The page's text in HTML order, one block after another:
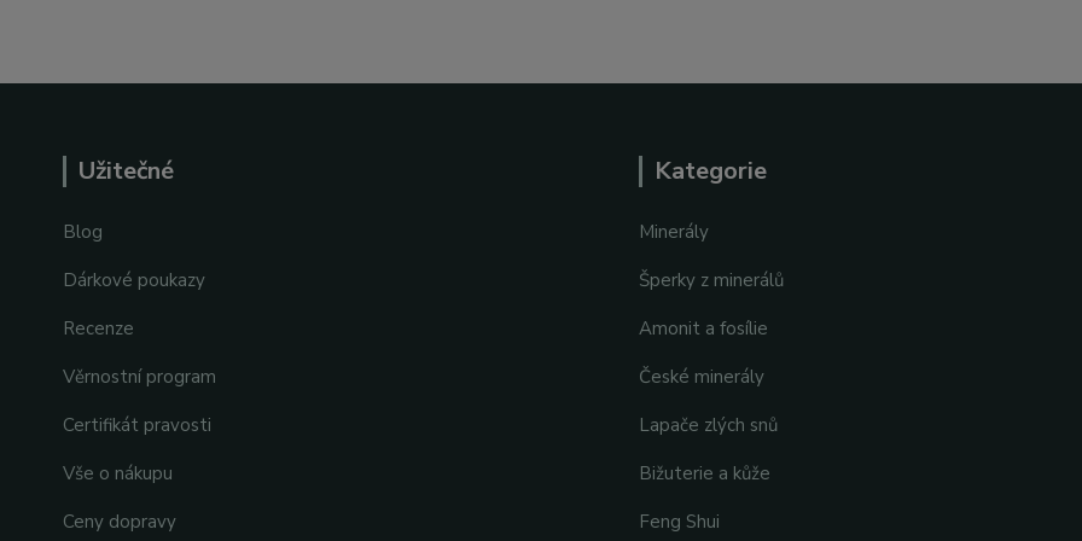
Užitečné
Blog
Dárkové poukazy
Recenze
Věrnostní program
Certifikát pravosti
Vše o nákupu
Ceny dopravy
Kategorie
Minerály
Šperky z minerálů
Amonit a fosílie
České minerály
Lapače zlých snů
Bižuterie a kůže
Feng Shui